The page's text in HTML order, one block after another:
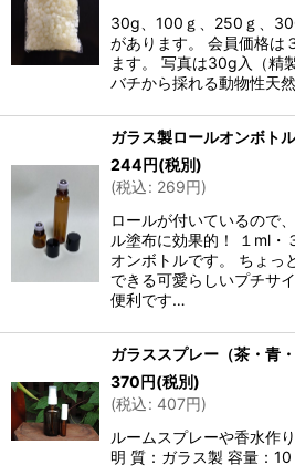
30g、100ｇ、250ｇ、
があります。 会員価格は
ます。 写真は30g入（精
バチから採れる動物性天
ガラス製ロールオンボト
244円(税別)
(税込: 269円)
ロールが付いているので
ル塗布に効果的！ １ml・
オンボトルです。 ちょっ
できる可愛らしいプチサ
便利です…
ガラススプレー（茶・青・
370円(税別)
(税込: 407円)
ルームスプレーや香水作
明 質：ガラス製 容量：